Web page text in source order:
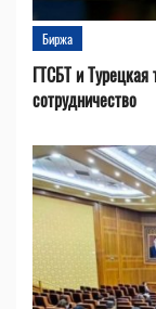
Биржа
ГТСБТ и Турецкая
сотрудничество